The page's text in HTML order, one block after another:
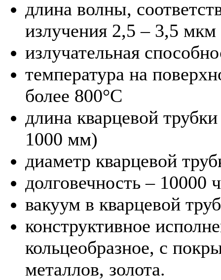
длина волны,
излучения 2,5 – 3,5 мкм
излучательная
температура на
более 800°C
длина кварцевой
1000 мм)
диаметр кварцевой
долговечность – 10000
вакуум в кварцевой
конструктивное
кольцеобразное, с
металлов, золота.